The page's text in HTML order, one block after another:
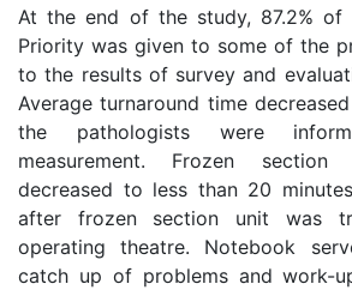
At the end of the study, 87.2% of
Priority was given to some of the
to the results of survey and
Average turnaround time
the pathologists were
measurement. Frozen section
decreased to less than 20
after frozen section unit was
operating theatre. Notebook
catch up of problems and work-